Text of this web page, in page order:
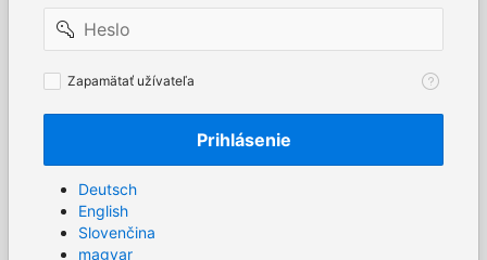
Heslo
Zapamätať
Zapamätať užívateľa
Prihlásenie
Deutsch
English
Slovenčina
magyar